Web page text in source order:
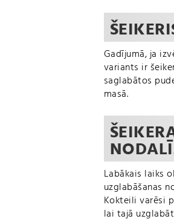
Gadījumā, ja
variants ir
saglabātos
masā.
Labākais laiks
uzglabāšanas
Kokteili varēsi
lai tajā